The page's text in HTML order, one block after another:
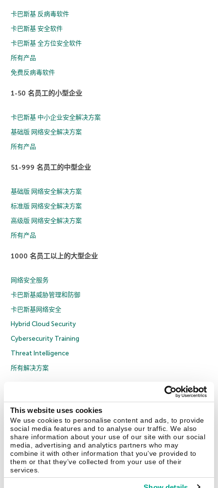
This website uses cookies
We use cookies to personalise content and ads, to provide
social media features and to analyse our traffic. We also
share information about your use of our site with our social
media, advertising and analytics partners who may
combine it with other information that you’ve provided to
them or that they’ve collected from your use of their
services.
卡巴斯基 反病毒软件
卡巴斯基 安全软件
卡巴斯基 全方位安全软件
所有产品
免费反病毒软件
1-50 名员工的小型企业
卡巴斯基 中小企业安全解决方案
基础版 网络安全解决方案
所有产品
51-999 名员工的中型企业
基础版 网络安全解决方案
标准版 网络安全解决方案
高级版 网络安全解决方案
所有产品
1000 名员工以上的大型企业
网络安全服务
卡巴斯基威胁管理和防御
卡巴斯基网络安全
Hybrid Cloud Security
Cybersecurity Training
Threat Intelligence
所有解决方案
隐私策略
京ICP备12053225号
京公网安备 11010102001169号
联系我们 关于我们 合作伙伴 Blog 资源中心 新闻稿
Securelist Eugene Personal Blog